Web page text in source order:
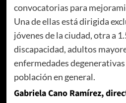
convocatorias para
Una de ellas está dirigida
jóvenes de la ciudad, otra a
discapacidad, adultos
enfermedades
población en general.
Gabriela Cano Ramírez,